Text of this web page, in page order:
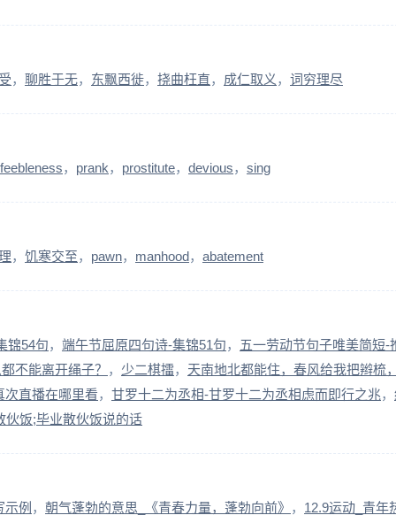
聊胜于无 东飘西徙 挠曲枉直 成仁取义 词穷理尽
feebleness prank prostitute devious sing
饥寒交至 pawn manhood abatement
锦54句 端午节屈原四句诗-集锦51句
五一劳动节句子唯美简短-
不能离开绳子？
少二棋擂
天南地北都能住，春风给我把辫梳
次直播在哪里看
甘罗十二为丞相-甘罗十二为丞相虑而即行之兆
伙饭;毕业散伙饭说的话
示例 朝气蓬勃的意思_《青春力量，蓬勃向前》
12.9运动_青年